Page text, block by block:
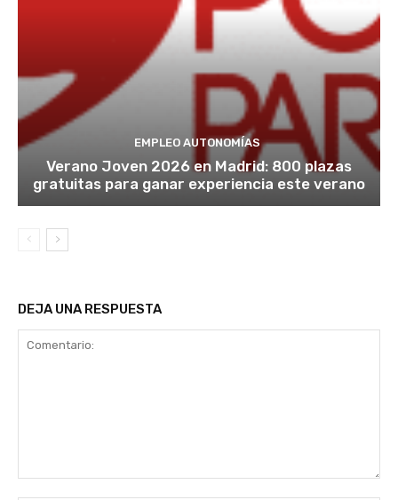
EMPLEO AUTONOMÍAS
Verano Joven 2026 en Madrid: 800 plazas
gratuitas para ganar experiencia este verano
DEJA UNA RESPUESTA